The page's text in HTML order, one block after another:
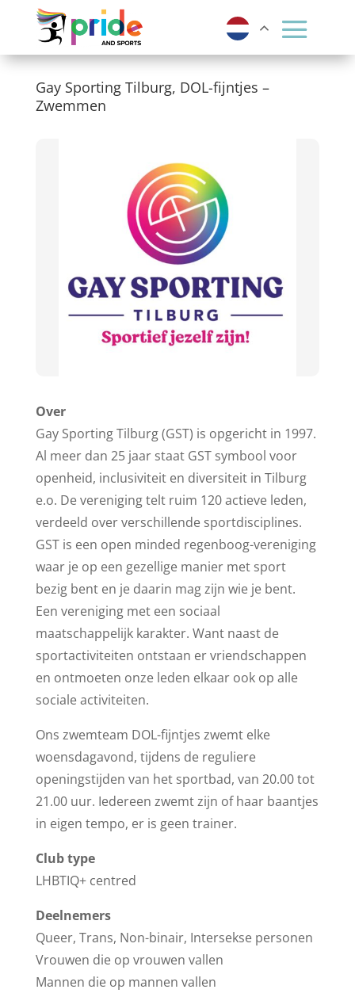
Gay Sporting Tilburg, DOL-fijntjes –
Zwemmen
Over
Gay Sporting Tilburg (GST) is opgericht in 1997.
Al meer dan 25 jaar staat GST symbool voor
openheid, inclusiviteit en diversiteit in Tilburg
e.o. De vereniging telt ruim 120 actieve leden,
verdeeld over verschillende sportdisciplines.
GST is een open minded regenboog-vereniging
waar je op een gezellige manier met sport
bezig bent en je daarin mag zijn wie je bent.
Een vereniging met een sociaal
maatschappelijk karakter. Want naast de
sportactiviteiten ontstaan er vriendschappen
en ontmoeten onze leden elkaar ook op alle
sociale activiteiten.
Ons zwemteam DOL-fijntjes zwemt elke
woensdagavond, tijdens de reguliere
openingstijden van het sportbad, van 20.00 tot
21.00 uur. Iedereen zwemt zijn of haar baantjes
in eigen tempo, er is geen trainer.
Club type
LHBTIQ+ centred
Deelnemers
Queer, Trans, Non-binair, Intersekse personen
Vrouwen die op vrouwen vallen
Mannen die op mannen vallen